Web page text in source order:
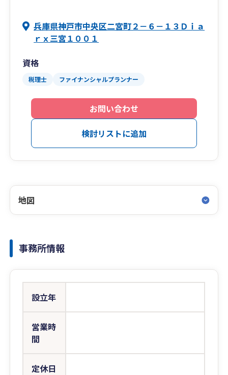
兵庫県神戸市中央区二宮町２－６－１３Ｄｉａ
ｒｘ三宮１００１
資格
税理士 ファイナンシャルプランナー
お問い合わせ
検討リストに追加
地図
事務所情報
設立年
営業時
間
定休日